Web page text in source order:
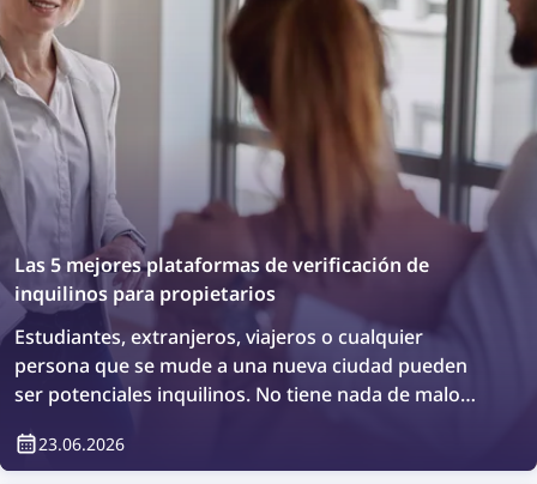
Las 5 mejores plataformas de verificación de
inquilinos para propietarios
Estudiantes, extranjeros, viajeros o cualquier
persona que se mude a una nueva ciudad pueden
ser potenciales inquilinos. No tiene nada de malo
antecedentes o simplemente verificar quién vivirá en
23.06.2026